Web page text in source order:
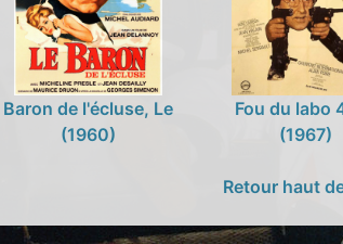
Baron de l'écluse, Le
(1960)
Fou du labo
(1967)
Retour haut